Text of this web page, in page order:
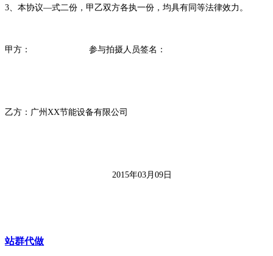
3、本协议—式二份，甲乙双方各执一份，均具有同等法律效力。
甲方： 参与拍摄人员签名：
乙方 ： 广州 XX节能设备有限公司
2015年03月 09 日
站群代做